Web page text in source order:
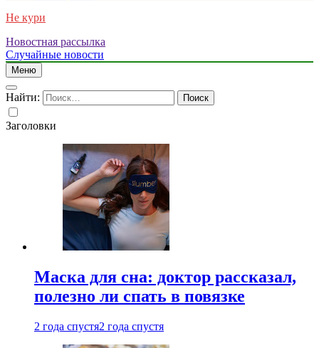
Не кури
Новостная рассылка
Случайные новости
Меню
Найти:
Заголовки
Маска для сна: доктор рассказал,
полезно ли спать в повязке
2 года спустя2 года спустя